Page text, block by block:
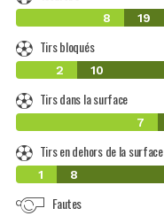
8 19
Tirs bloqués
2 10
Tirs dans la surface
7
Tirs en dehors de la surface
1 8
Fautes